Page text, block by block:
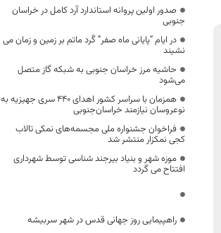
صدور اولین پروانه استاندارد آرد کامل در خراسان
جنوبی
در ایام “پایانی ماه صفر” گَرد ماتم بر زمین و زمان می
نشیند
حاشیه مرز خراسان جنوبی به شبکه گاز متصل
می‌‎شود
همزمان با سراسر کشور اهدای ۴۴۰ سری جهیزیه به
نوعروسان نیازمند خراسان‌جنوبی
فراخوان جشنواره ملی مجسمه‌های نمکی تالاب
کجی نمکزار منتشر شد
موزه شهر و بنیاد بیرجند شناسی توسط شهرداری
افتتاح می گردد
راهپیمایی روز جهانی قدس در شهر سربیشه